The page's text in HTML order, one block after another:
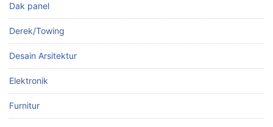
Dak panel
Derek/Towing
Desain Arsitektur
Elektronik
Furnitur